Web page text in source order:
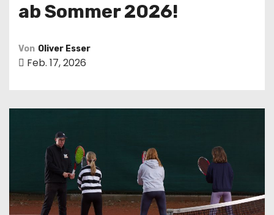
ab Sommer 2026!
Von Oliver Esser
Feb. 17, 2026